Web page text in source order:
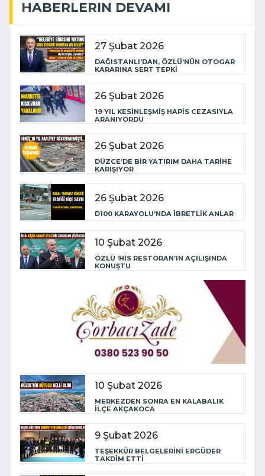
HABERLERIN DEVAMI
27 Şubat 2026
DAĞISTANLI’DAN, ÖZLÜ’NÜN OTOGAR
KARARINA SERT TEPKİ
26 Şubat 2026
19 YIL KESİNLEŞMİŞ HAPİS CEZASIYLA
ARANIYORDU
26 Şubat 2026
DÜZCE’DE BİR YATIRIM DAHA TARİHE
KARIŞIYOR
26 Şubat 2026
D100 KARAYOLU’NDA İBRETLİK ANLAR
10 Şubat 2026
ÖZLÜ ‘HİS RESTORAN’IN AÇILIŞINDA
KONUŞTU
10 Şubat 2026
MERKEZDEN SONRA EN KALABALIK
İLÇE AKÇAKOCA
9 Şubat 2026
TEŞEKKÜR BELGELERİNİ ERGÜDER
TAKDİM ETTİ